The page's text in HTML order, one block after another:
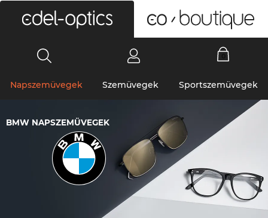
Napszemüvegek Szemüvegek Sportszemüvegek
BMW NAPSZEMÜVEGEK